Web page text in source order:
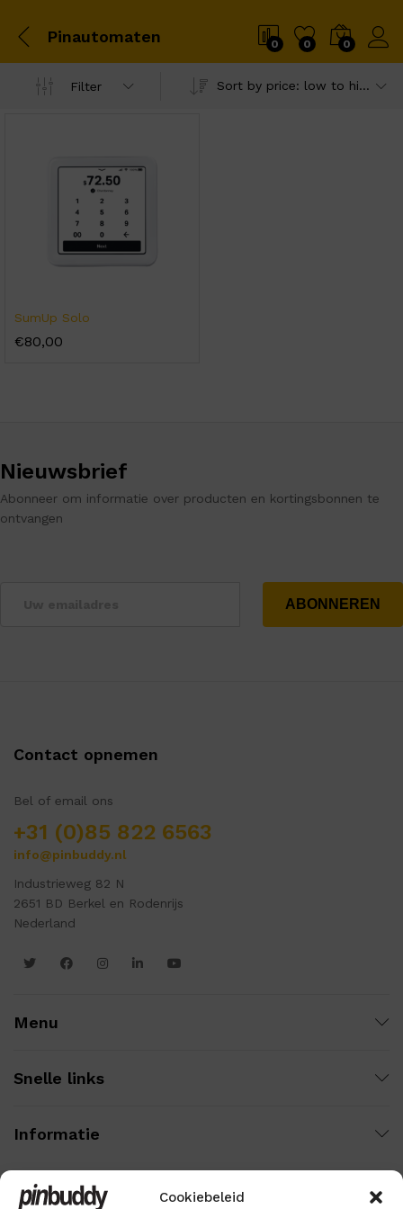
Cookiebeleid
Pinautomaten 0 0 0
Filter Sort by price: low to high
SumUp Solo
€80,00
Nieuwsbrief
Abonneer om informatie over producten en kortingsbonnen te
ontvangen
Contact opnemen
Bel of email ons
+31 (0)85 822 6563
info@pinbuddy.nl
Industrieweg 82 N
2651 BD Berkel en Rodenrijs
Nederland
Menu
Snelle links
Informatie